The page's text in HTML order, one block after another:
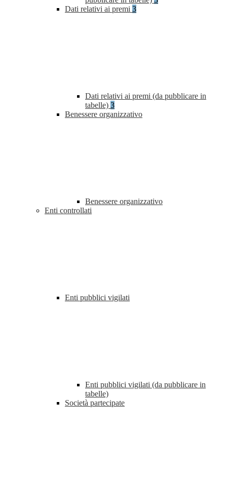
Dati relativi ai premi 3
Dati relativi ai premi (da pubblicare in
tabelle) 3
Benessere organizzativo
Benessere organizzativo
Enti controllati
Enti pubblici vigilati
Enti pubblici vigilati (da pubblicare in
tabelle)
Società partecipate